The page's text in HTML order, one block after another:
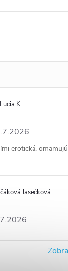
Lucia K
erotická,
Jasečková